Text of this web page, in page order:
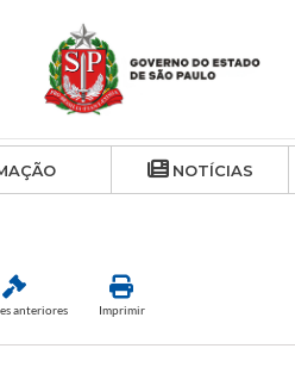
NOTÍCIAS
anteriores Imprimir